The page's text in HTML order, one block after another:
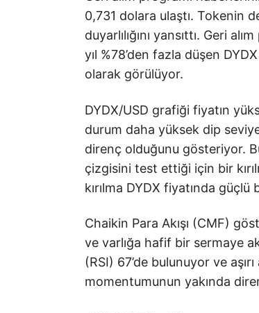
0,731 dolara ulaştı. Tokenin
duyarlılığını yansıttı. Geri
yıl %78’den fazla düşen
olarak görülüyor.
DYDX/USD grafiği fiyatın
durum daha yüksek dip
direnç olduğunu gösteriyor.
çizgisini test ettiği için bir
kırılma DYDX fiyatında
Chaikin Para Akışı (CMF)
ve varlığa hafif bir sermaye
(RSI) 67’de bulunuyor ve
momentumunun yakında